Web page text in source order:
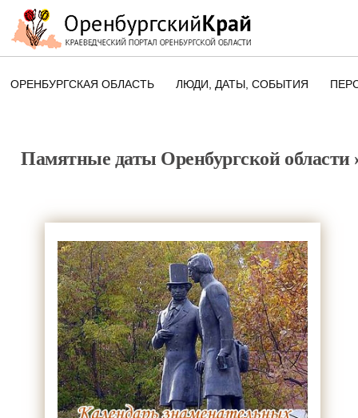
ОРЕНБУРГСКАЯ ОБЛАСТЬ ЛЮДИ, ДАТЫ, CОБЫТИЯ
ПАМЯТНЫЕ ДАТЫ
Памятные даты Оренбургской области